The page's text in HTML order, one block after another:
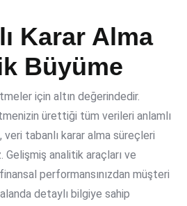
Karar Alma
Büyüme
için altın değerindedir.
ürettiği tüm verileri anlamlı
tabanlı karar alma süreçleri
Gelişmiş analitik araçları ve
performansınızdan müşteri
detaylı bilgiye sahip